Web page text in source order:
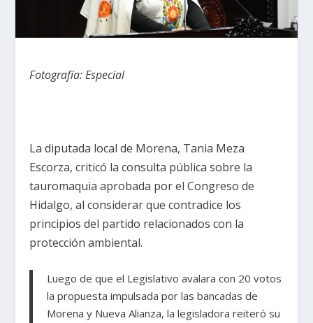
Fotografía: Especial
La diputada local de Morena, Tania Meza
Escorza, criticó la consulta pública sobre la
tauromaquia aprobada por el Congreso de
Hidalgo, al considerar que contradice los
principios del partido relacionados con la
protección ambiental.
Luego de que el Legislativo avalara con 20 votos
la propuesta impulsada por las bancadas de
Morena y Nueva Alianza, la legisladora reiteró su